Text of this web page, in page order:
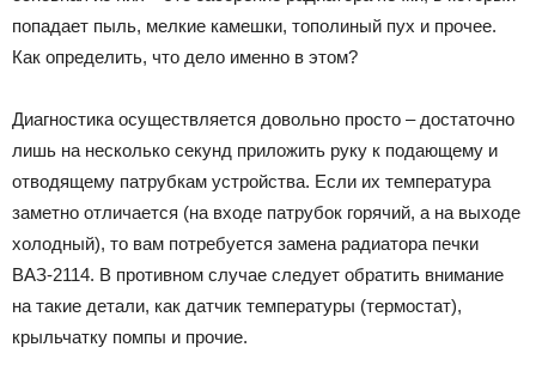
попадает пыль, мелкие камешки, тополиный пух и прочее.
Как определить, что дело именно в этом?
Диагностика осуществляется довольно просто – достаточно
лишь на несколько секунд приложить руку к подающему и
отводящему патрубкам устройства. Если их температура
заметно отличается (на входе патрубок горячий, а на выходе
холодный), то вам потребуется замена радиатора печки
ВАЗ-2114. В противном случае следует обратить внимание
на такие детали, как датчик температуры (термостат),
крыльчатку помпы и прочие.